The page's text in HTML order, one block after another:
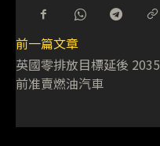
前一篇文章
英國零排放目標延後 2035
前准賣燃油汽車